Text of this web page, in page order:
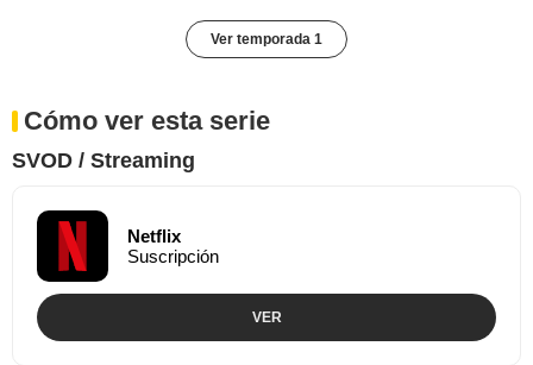
Ver temporada 1
Cómo ver esta serie
SVOD / Streaming
Netflix
Suscripción
VER